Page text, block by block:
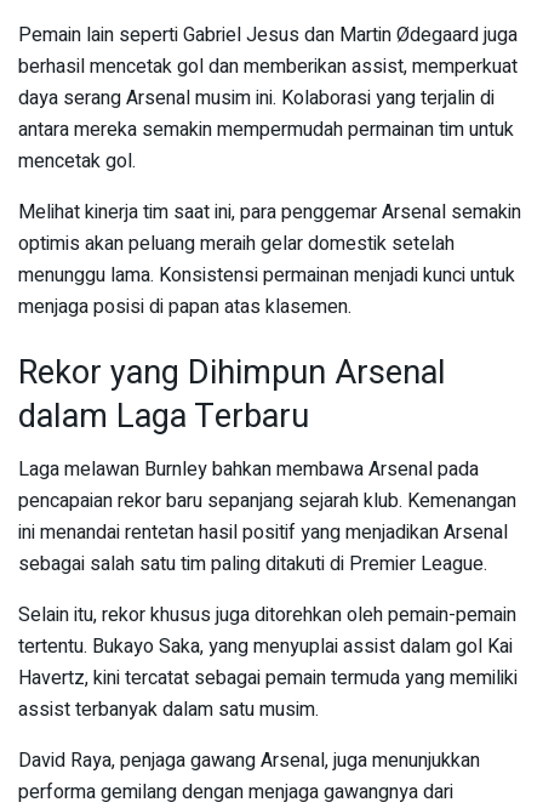
Pemain lain seperti Gabriel Jesus dan Martin Ødegaard juga
berhasil mencetak gol dan memberikan assist, memperkuat
daya serang Arsenal musim ini. Kolaborasi yang terjalin di
antara mereka semakin mempermudah permainan tim untuk
mencetak gol.
Melihat kinerja tim saat ini, para penggemar Arsenal semakin
optimis akan peluang meraih gelar domestik setelah
menunggu lama. Konsistensi permainan menjadi kunci untuk
menjaga posisi di papan atas klasemen.
Rekor yang Dihimpun Arsenal
dalam Laga Terbaru
Laga melawan Burnley bahkan membawa Arsenal pada
pencapaian rekor baru sepanjang sejarah klub. Kemenangan
ini menandai rentetan hasil positif yang menjadikan Arsenal
sebagai salah satu tim paling ditakuti di Premier League.
Selain itu, rekor khusus juga ditorehkan oleh pemain-pemain
tertentu. Bukayo Saka, yang menyuplai assist dalam gol Kai
Havertz, kini tercatat sebagai pemain termuda yang memiliki
assist terbanyak dalam satu musim.
David Raya, penjaga gawang Arsenal, juga menunjukkan
performa gemilang dengan menjaga gawangnya dari